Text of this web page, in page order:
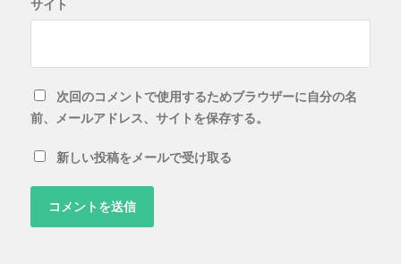
サイト
次回のコメントで使用するためブラウザーに自分の名
前、メールアドレス、サイトを保存する。
新しい投稿をメールで受け取る